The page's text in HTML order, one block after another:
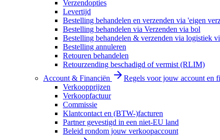
Verzendopties
Levertijd
Bestelling behandelen en verzenden via 'eigen
Bestelling behandelen via Verzenden via bol
Bestelling behandelen & verzenden via logistiek
Bestelling annuleren
Retouren behandelen
Retourzending beschadigd of vermist (RLIM)
Account & Financiën
Regels voor jouw account en
Verkoopprijzen
Verkoopfactuur
Commissie
Klantcontact en (BTW-)facturen
Partner gevestigd in een niet-EU land
Beleid rondom jouw verkoopaccount